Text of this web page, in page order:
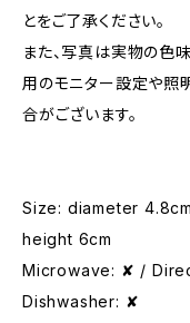
とをご了承ください。
また、写真は実物の色
用のモニター設定や照
合がございます。
Size: diameter 4.8cm
height 6cm
Microwave: ✘ /
Dishwasher: ✘